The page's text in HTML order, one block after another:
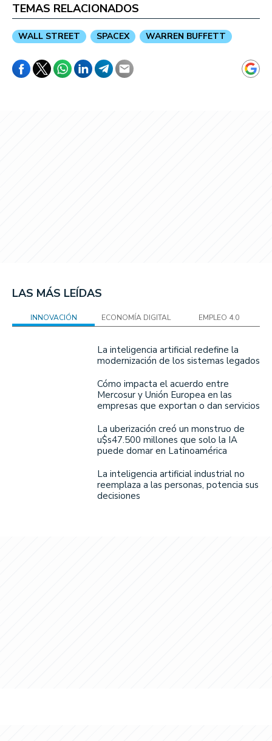
TEMAS RELACIONADOS
WALL STREET SPACEX WARREN BUFFETT
LAS MÁS LEÍDAS
INNOVACIÓN ECONOMÍA DIGITAL EMPLEO 4.0
La inteligencia artificial redefine la
modernización de los sistemas legados
Cómo impacta el acuerdo entre
Mercosur y Unión Europea en las
empresas que exportan o dan servicios
La uberización creó un monstruo de
u$s47.500 millones que solo la IA
puede domar en Latinoamérica
La inteligencia artificial industrial no
reemplaza a las personas, potencia sus
decisiones